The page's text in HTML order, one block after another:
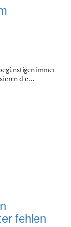
immer
die…
fehlen